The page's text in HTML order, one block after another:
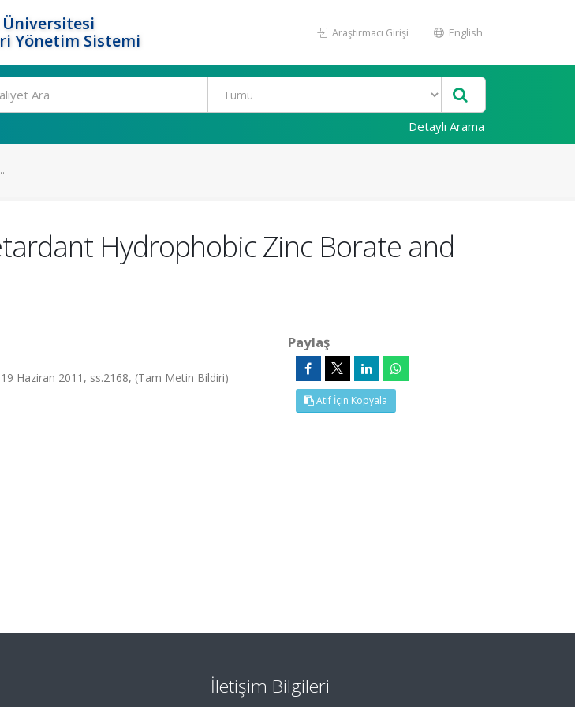
Üniversitesi
Yönetim Sistemi
Araştırmacı Girişi English
Detaylı Arama
Hydrophobic Zinc Borate and
Haziran 2011, ss.2168, (Tam Metin Bildiri)
Paylaş
Atıf İçin Kopyala
İletişim Bilgileri